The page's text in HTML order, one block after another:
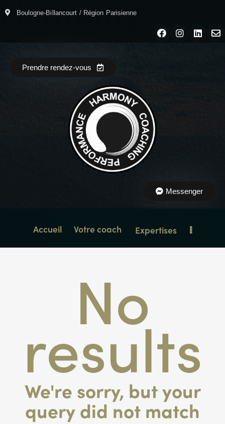
Harmony
Boulogne-Billancourt / Région Parisienne
Prendre rendez-vous
Messenger
Accueil Votre coach Expertises
No
results
We're sorry, but your
query did not match